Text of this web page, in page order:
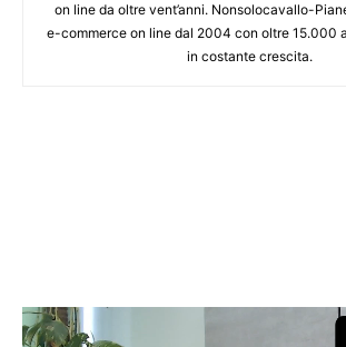
on line da oltre vent’anni. Nonsolocavallo-
e-commerce on line dal 2004 con oltre 15.000
in costante crescita.